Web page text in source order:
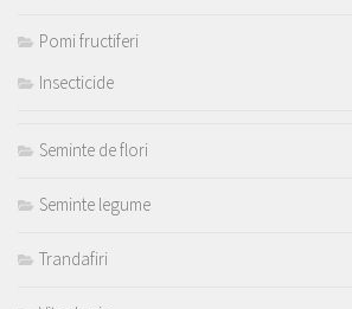
Pomi fructiferi
Insecticide
Seminte de flori
Seminte legume
Trandafiri